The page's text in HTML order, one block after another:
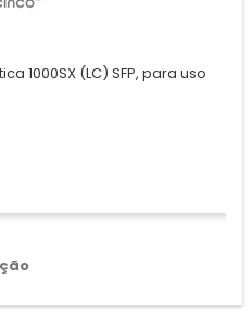
1000SX (LC) SFP, para uso